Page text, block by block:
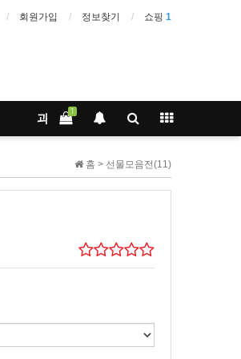
회원가입 정보찾기 쇼핑 1
1
과자 결제링크
홈 > 선물모음전(11)